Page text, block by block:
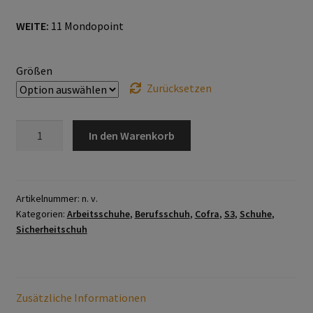
Datenschutzerklärung
Home
Imagefilm
Kassen
WEITE: 11 Mondopoint
Größen
Zurücksetzen
SRC
Menge
In den Warenkorb
Artikelnummer: n. v.
Kategorien: Arbeitsschuhe, Berufsschuh, Cofra, S3, Schuhe,
Sicherheitschuh
Zusätzliche Informationen